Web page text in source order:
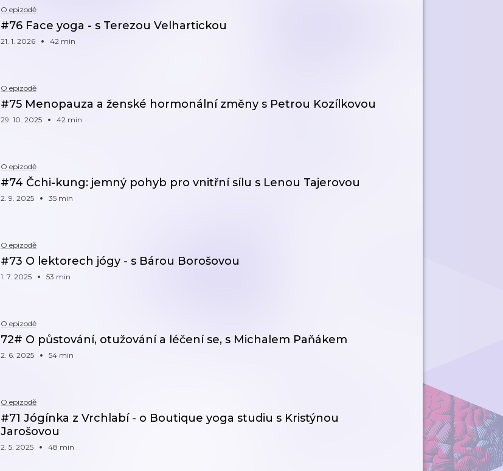
O epizodě
#76 Face yoga - s Terezou Velhartickou
21. 1. 2026 42 min
O epizodě
#75 Menopauza a ženské hormonální změny s Petrou Kozílkovou
29. 10. 2025 42 min
O epizodě
#74 Čchi-kung: jemný pohyb pro vnitřní sílu s Lenou Tajerovou
2. 9. 2025 35 min
O epizodě
#73 O lektorech jógy - s Bárou Borošovou
1. 7. 2025 53 min
O epizodě
72# O půstování, otužování a léčení se, s Michalem Paňákem
2. 6. 2025 54 min
O epizodě
#71 Jógínka z Vrchlabí - o Boutique yoga studiu s Kristýnou
Jarošovou
2. 5. 2025 48 min